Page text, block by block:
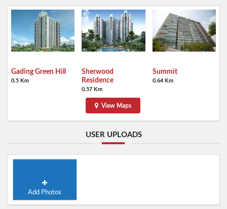
Gading Green Hill
0.5 Km
Sherwood
Residence
0.57 Km
Summit
0.64 Km
View Maps
USER UPLOADS
Add Photos